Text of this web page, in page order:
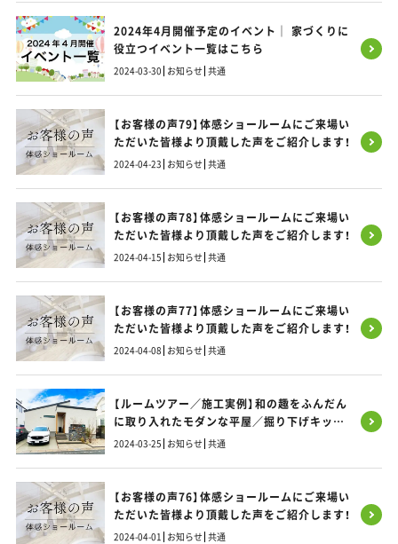
2024年4月開催予定のイベント｜ 家づくりに
役立つイベント一覧はこちら
2024-03-30 お知らせ 共通
【お客様の声79】体感ショールームにご来場い
ただいた皆様より頂戴した声をご紹介します！
2024-04-23 お知らせ 共通
【お客様の声78】体感ショールームにご来場い
ただいた皆様より頂戴した声をご紹介します！
2024-04-15 お知らせ 共通
【お客様の声77】体感ショールームにご来場い
ただいた皆様より頂戴した声をご紹介します！
2024-04-08 お知らせ 共通
【ルームツアー／施工実例】和の趣をふんだん
に取り入れたモダンな平屋／掘り下げキッチ
ンと造作カウンターが雰囲気アップ
2024-03-25 お知らせ 共通
【お客様の声76】体感ショールームにご来場い
ただいた皆様より頂戴した声をご紹介します！
2024-04-01 お知らせ 共通